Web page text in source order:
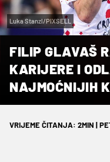
Luka Stanzl/PIXSELL
FILIP GLAVAŠ
KARIJERE I
NAJMOĆNIJIH
VRIJEME ČITANJA: 2MIN |